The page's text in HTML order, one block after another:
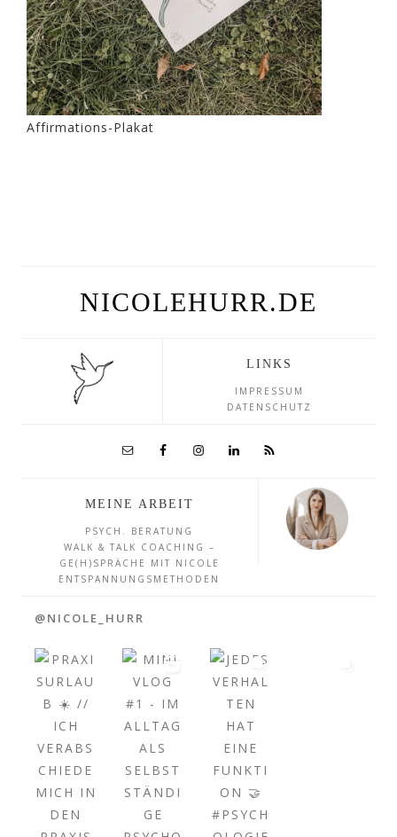
Affirmations-Plakat
NICOLEHURR.DE
LINKS
IMPRESSUM
DATENSCHUTZ
MEINE ARBEIT
PSYCH. BERATUNG
WALK & TALK COACHING –
GE(H)SPRÄCHE MIT NICOLE
ENTSPANNUNGSMETHODEN
@NICOLE_HURR